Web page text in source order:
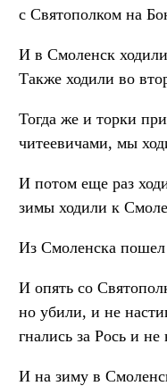
с Святополком на
И в Смоленск
Также ходили во
Тогда же и торки
читеевичами, мы
И потом еще раз
зимы ходили к
Из Смоленска пошел
И опять со
но убили, и не
гнались за Рось и не
И на зиму в